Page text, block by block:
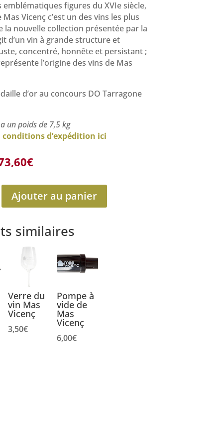
emblématiques figures du XVIe siècle,
Mas Vicenç c’est un des vins les plus
la nouvelle collection présentée par la
d’un vin à grande structure et
concentré, honnête et persistant ;
l’origine des vins de Mas
d’or au concours DO Tarragone
un poids de 7,5 kg
conditions d’expédition ici
initial
était :
81,00€.
€Le
actuel
est :
73,60€.
Ajouter au panier
similaires
Verre du
vin Mas
Vicenç
3,50€
Pompe à
vide de
Mas
Vicenç
6,00€